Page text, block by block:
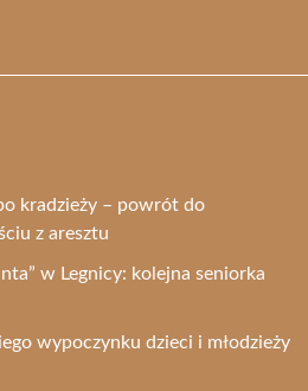
kradzieży – powrót do
z aresztu
w Legnicy: kolejna seniorka
wypoczynku dzieci i młodzieży